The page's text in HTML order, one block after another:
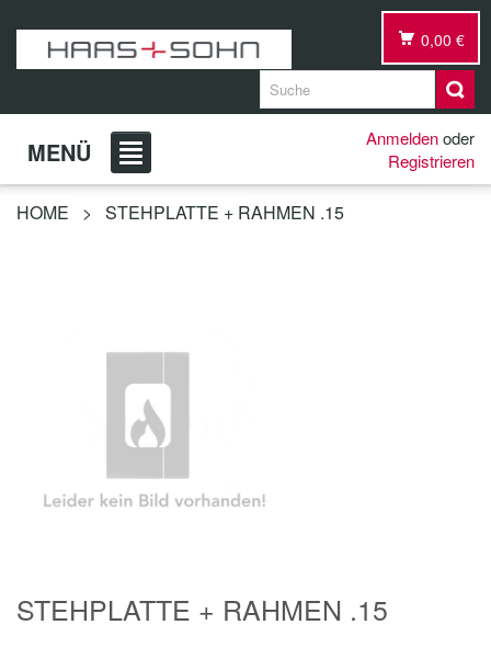
0,00 €
MENÜ Anmeldenoder
Registrieren
HOME > STEHPLATTE + RAHMEN .15
STEHPLATTE + RAHMEN .15